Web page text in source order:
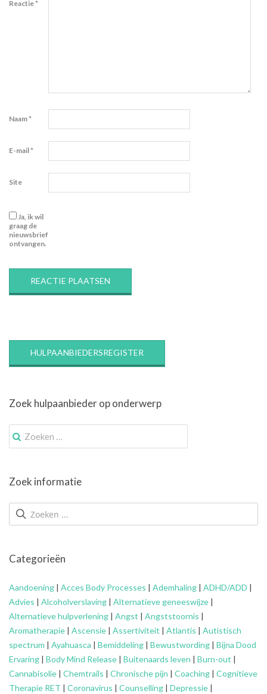
Reactie*
Naam*
E-mail*
Site
Ja, ik wil
graag de
nieuwsbrief
ontvangen.
HULPAANBIEDERSREGISTER
Zoek hulpaanbieder op onderwerp
Zoek
naar:
Zoek informatie
Categorieën
Aandoening | Acces Body Processes | Ademhaling | ADHD/ADD |
Advies | Alcoholverslaving | Alternatieve geneeswijze |
Alternatieve hulpverlening | Angst | Angststoornis |
Aromatherapie | Ascensie | Assertiviteit | Atlantis | Autistisch
spectrum | Ayahuasca | Bemiddeling | Bewustwording | Bijna Dood
Ervaring | Body Mind Release | Buitenaards leven | Burn-out |
Cannabisolie | Chemtrails | Chronische pijn | Coaching | Cognitieve
Therapie RET | Coronavirus | Counselling | Depressie |